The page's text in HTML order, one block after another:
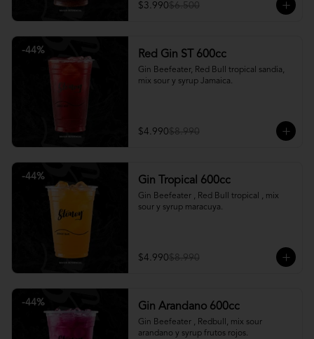
$3.990$6.500
-44% Red Gin ST 600cc
Gin Beefeater, Red Bull tropical sandia,
mix sour y syrup Jamaica.
$4.990$8.990
-44% Gin Tropical 600cc
Gin Beefeater , Red Bull tropical , mix
sour y syrup maracuya.
$4.990$8.990
-44% Gin Arandano 600cc
Gin Beefeater , Redbull, mix sour
arandano y syrup frutos rojos.